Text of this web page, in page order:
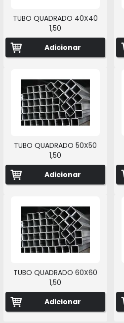
TUBO QUADRADO 40X40
1,50
Adicionar
TUBO QUADRADO 50X50
1,50
Adicionar
TUBO QUADRADO 60X60
1,50
Adicionar